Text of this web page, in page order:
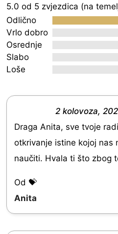
5.0
out
of
5.0 od 5 zvjezdica (na
Odlično
Vrlo dobro
Osrednje
Slabo
Loše
d
5
.
0
2 kolovoza,
Draga Anita, sve tvoje
otkrivanje istine kojoj nas
naučiti. Hvala ti što zbog
Od 💝
Anita